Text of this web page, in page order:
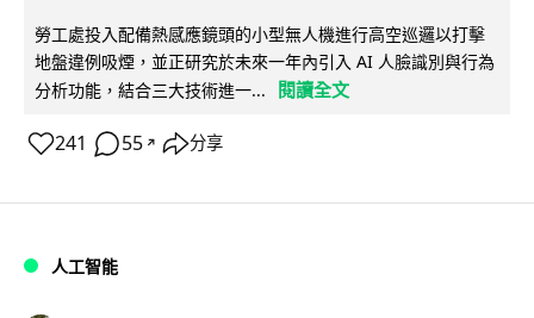
勞工處投入配備熱感應鏡頭的小型無人機進行高空巡邏以打擊
地盤違例吸煙，並正研究於未來一年內引入 AI 人臉識別與行為
分析功能，結合三大技術進一...
閱讀全文
241 55 ↗ 分享
人工智能